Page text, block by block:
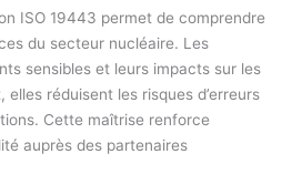
ISO 19443 permet de comprendre
du secteur nucléaire. Les
sensibles et leurs impacts sur les
réduisent les risques d’erreurs
Cette maîtrise renforce
auprès des partenaires